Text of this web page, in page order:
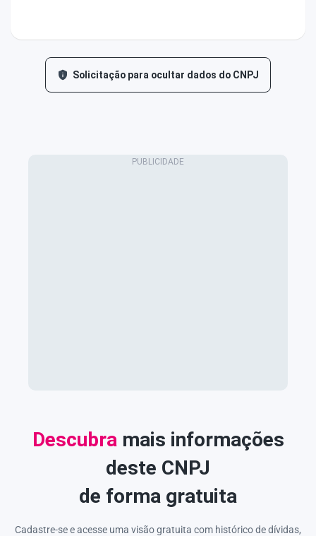
Solicitação para ocultar dados do CNPJ
Descubramais informações
deste CNPJ
de forma gratuita
Cadastre-se e acesse uma visão gratuita com histórico de dívidas,